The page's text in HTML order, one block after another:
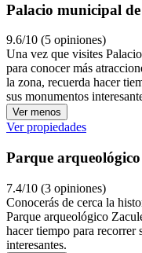
Palacio municipal
9.6/10 (5 opiniones)
Una vez que visites
para conocer más
la zona, recuerda hacer
sus monumentos
Ver menos
Ver propiedades
Parque
7.4/10 (3 opiniones)
Conocerás de cerca la
Parque arqueológico
hacer tiempo para recorrer
interesantes.